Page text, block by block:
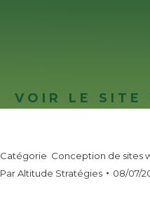
VOIR LE SITE
Catégorie Conception de sites
ParAltitude Stratégies 08/07/